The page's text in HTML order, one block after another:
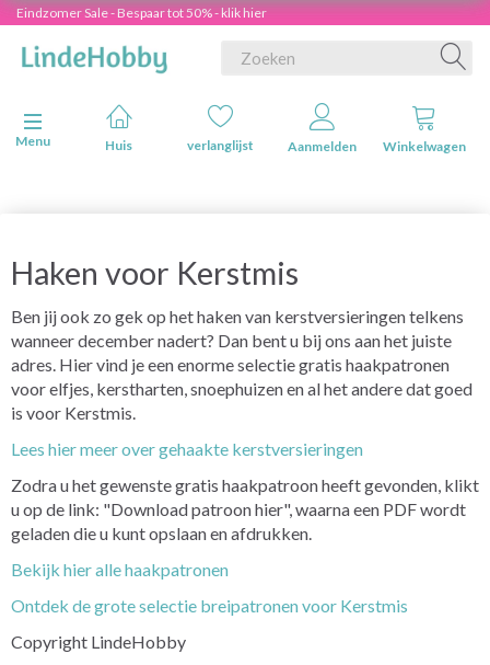
Eindzomer Sale - Bespaar tot 50% - klik hier
Navigatie in-/uitschakelen
Menu
Huis verlanglijst Aanmelden Winkelwagen
Haken voor Kerstmis
Ben jij ook zo gek op het haken van kerstversieringen telkens
wanneer december nadert? Dan bent u bij ons aan het juiste
adres. Hier vind je een enorme selectie gratis haakpatronen
voor elfjes, kerstharten, snoephuizen en al het andere dat goed
is voor Kerstmis.
Lees hier meer over gehaakte kerstversieringen
Zodra u het gewenste gratis haakpatroon heeft gevonden, klikt
u op de link: "Download patroon hier", waarna een PDF wordt
geladen die u kunt opslaan en afdrukken.
Bekijk hier alle haakpatronen
Ontdek de grote selectie breipatronen voor Kerstmis
Copyright LindeHobby